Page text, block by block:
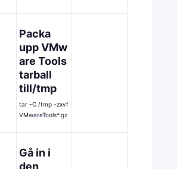
Packa
upp VMw
are Tools
tarball
till/tmp
tar -C /tmp -zxvf
VMwareTools*.gz
Gå in i
den